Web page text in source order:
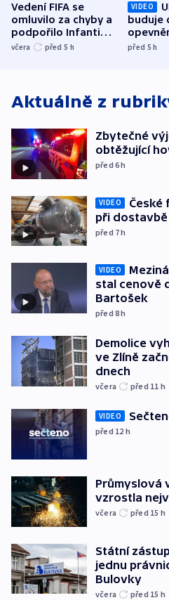
Vedení FIFA se
omluvilo za chyby a
podpořilo Infantina.
UEFA trvá na
včera před 5 h
VIDEO
buduje
s
před 5h
Aktuálně z
Zbytečné
obtěžující
před 6h
VIDEO
České
při dostavbě
před 7h
VIDEO
stal cenově
Bartošek
před 8h
Demolice
ve Zlíně
dnech
včera před 11 h
VIDEO
před 12 h
Průmyslová
vzrostla
včera před 15 h
Státní
jednu
Bulovky
včera před 15 h